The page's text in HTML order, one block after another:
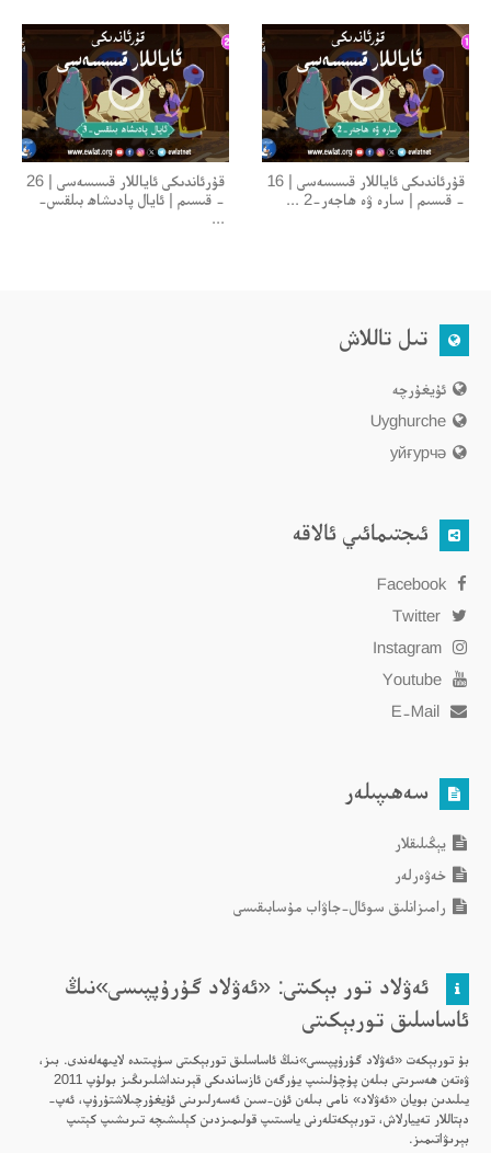
قۇرئاندىكى ئاياللار قىسسەسى | 16
- قىسىم | سارە ۋە ھاجەر-2 ...
قۇرئاندىكى ئاياللار قىسسەسى | 26
- قىسىم | ئايال پادىشاھ بىلقىس-
...
تىل تاللاش
ئۇيغۇرچە
Uyghurche
уйғурчә
ئىجتىمائىي ئالاقە
سەھىپىلەر
يېڭىلىقلار
خەۋەرلەر
رامىزانلىق سوئال-جاۋاب مۇسابىقىسى
ئەۋلاد تور بېكىتى: «ئەۋلاد گۇرۇپپىسى»نىڭ
ئاساسلىق توربېكىتى
بۇ توربېكەت «ئەۋلاد گۇرۇپپىسى»نىڭ ئاساسلىق توربېكىتى سۈپىتىدە لايىھەلەندى. بىز،
ۋەتەن ھەسرىتى بىلەن پۇچۇلىنىپ يۈرگەن ئازساندىكى قېرىنداشلىرىڭىز بولۇپ 2011
يىلىدىن بويان «ئەۋلاد» نامى بىلەن ئۈن-سىن ئەسەرلىرىنى ئۇيغۇرچىلاشتۇرۇپ، ئەپ-
دېتاللار تەييارلاش، توربېكەتلەرنى ياسىتىپ قولىمىزدىن كېلىشىچە تىرىشىپ كېتىپ
بېرىۋاتىمىز.